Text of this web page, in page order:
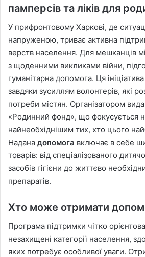
памперсів та ліків для
У прифронтовому Харкові, де
напруженою, триває активна
верств населення. Для мешканців
з щоденними викликами війни,
гуманітарна допомога. Ця
завдяки зусиллям волонтерів, які
потреби містян. Організатором
«Родинний фонд», що фокусується
найнеобхіднішим тих, хто цього
Надана допомога включає в себе
товарів: від спеціалізованого
засобів гігієни до життєво
препаратів.
Хто може отримати
Програма підтримки чітко
незахищені категорії населення,
яких потребує особливої уваги.